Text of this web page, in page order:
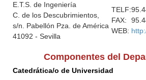
E.T.S. de Ingeniería
C. de los Descubrimientos,
s/n. Pabellón Pza. de América
41092 - Sevilla
TELF:
FAX:
WEB:
Componentes del
Catedrática/o de Universidad